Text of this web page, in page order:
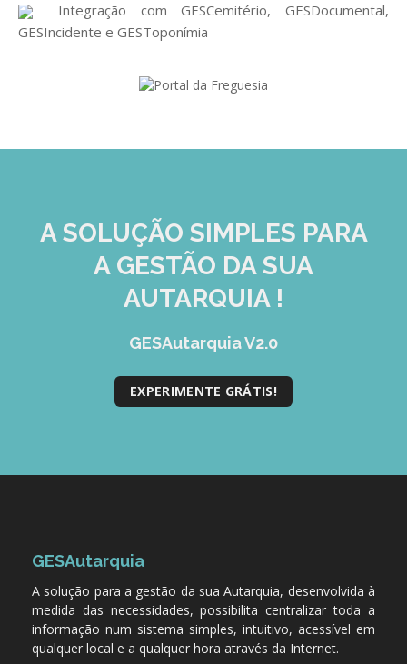
Integração com GESCemitério, GESDocumental,
GESIncidente e GESToponímia
A SOLUÇÃO SIMPLES PARA
A GESTÃO DA SUA
AUTARQUIA !
GESAutarquia V2.0
EXPERIMENTE GRÁTIS!
GESAutarquia
A solução para a gestão da sua Autarquia, desenvolvida à
medida das necessidades, possibilita centralizar toda a
informação num sistema simples, intuitivo, acessível em
qualquer local e a qualquer hora através da Internet.